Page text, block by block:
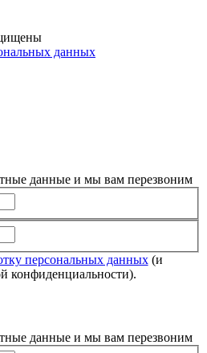
данных
данные и мы вам перезвоним
персональных данных(и
конфиденциальности).
данные и мы вам перезвоним